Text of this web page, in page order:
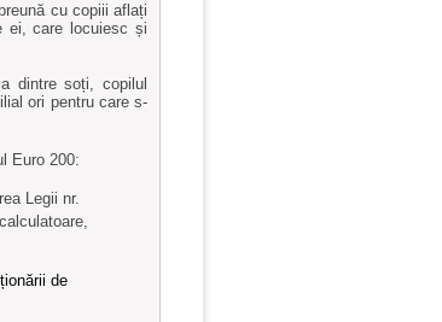
cu copiii aflați
ei, care locuiesc și
dintre soți, copilul
ori pentru care s-
Euro 200:
Legii nr.
de